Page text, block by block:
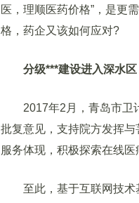
医，理顺医药价格”，是更
格，药企又该如何应对?
分级***建设进入深水
2017年2月，青岛市卫计
批复意见，支持院方发挥
服务体现，积极探索在线
至此，基于互联网技术